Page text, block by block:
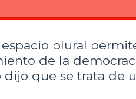
plural
de la
que se trata de